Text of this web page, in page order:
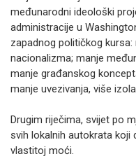
međunarodni ideološki
administracije u
zapadnog političkog kursa:
nacionalizma; manje
manje građanskog
manje uvezivanja, više
Drugim riječima, svijet po
svih lokalnih autokrata koji
vlastitoj moći.